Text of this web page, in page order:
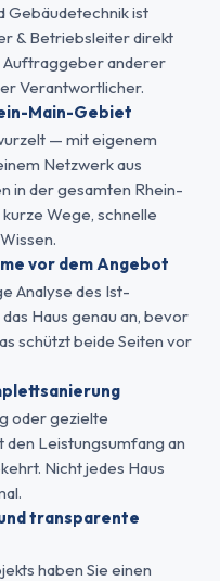
Gebäudetechnik ist
& Betriebsleiter direkt
Auftraggeber anderer
Verantwortlicher.
Main-Gebiet
— mit eigenem
Netzwerk aus
in der gesamten Rhein-
Wege, schnelle
vor dem Angebot
Analyse des Ist-
Haus genau an, bevor
schützt beide Seiten vor
oder gezielte
den Leistungsumfang an
Nicht jedes Haus
transparente
haben Sie einen